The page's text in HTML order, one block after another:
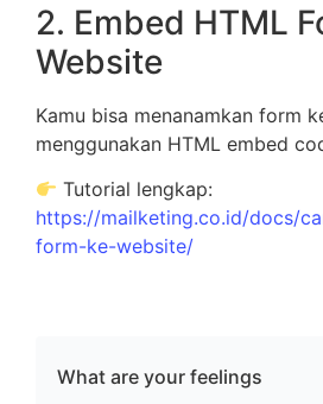
2. Embed HTML
Website
Kamu bisa menanamkan form
menggunakan HTML embed
Tutorial lengkap:
https://mailketing.co.id/docs/
form-ke-website/
What are your feelings